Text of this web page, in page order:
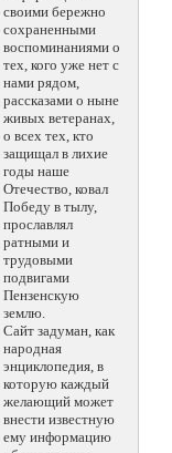
своими бережно
сохраненными
воспоминаниями о
тех, кого уже нет с
нами рядом,
рассказами о ныне
живых ветеранах,
о всех тех, кто
защищал в лихие
годы наше
Отечество, ковал
Победу в тылу,
прославлял
ратными и
трудовыми
подвигами
Пензенскую
землю.
Сайт задуман, как
народная
энциклопедия, в
которую каждый
желающий может
внести известную
ему информацию